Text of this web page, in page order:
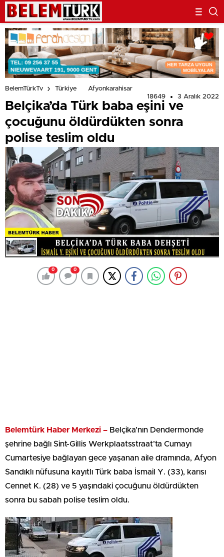
BelemTürkTv Türkiye
Afyonkarahisar
18649
3 Aralık 2022
Belçika’da Türk baba eşini ve
çocuğunu öldürdükten sonra
polise teslim oldu
0 0
Belemtürk Haber Merkezi – Belçika’nın Dendermonde
şehrine bağlı Sint-Gillis Werkplaatsstraat’ta Cumayı
Cumartesiye bağlayan gece yaşanan aile dramında, Afyon
Sandıklı nüfusuna kayıtlı Türk baba İsmail Y. (33), karısı
Cennet K. (28) ve 5 yaşındaki çocuğunu öldürdükten
sonra bu sabah polise teslim oldu.